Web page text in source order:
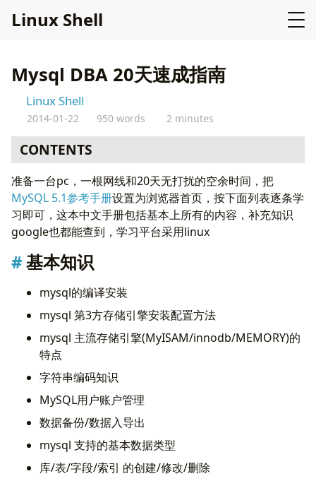
Linux Shell
Mysql DBA 20天速成指南
Linux Shell
2014-01-22 950 words 2 minutes
CONTENTS
基本知识
高级操作
客户端
可选项
准备一台pc，一根网线和20天无打扰的空余时间，把
MySQL 5.1参考手册设置为浏览器首页，按下面列表逐条学
习即可，这本中文手册包括基本上所有的内容，补充知识
google也都能查到，学习平台采用linux
基本知识
mysql的编译安装
mysql 第3方存储引擎安装配置方法
mysql 主流存储引擎(MyISAM/innodb/MEMORY)的
特点
字符串编码知识
MySQL用户账户管理
数据备份/数据入导出
mysql 支持的基本数据类型
库/表/字段/索引 的创建/修改/删除